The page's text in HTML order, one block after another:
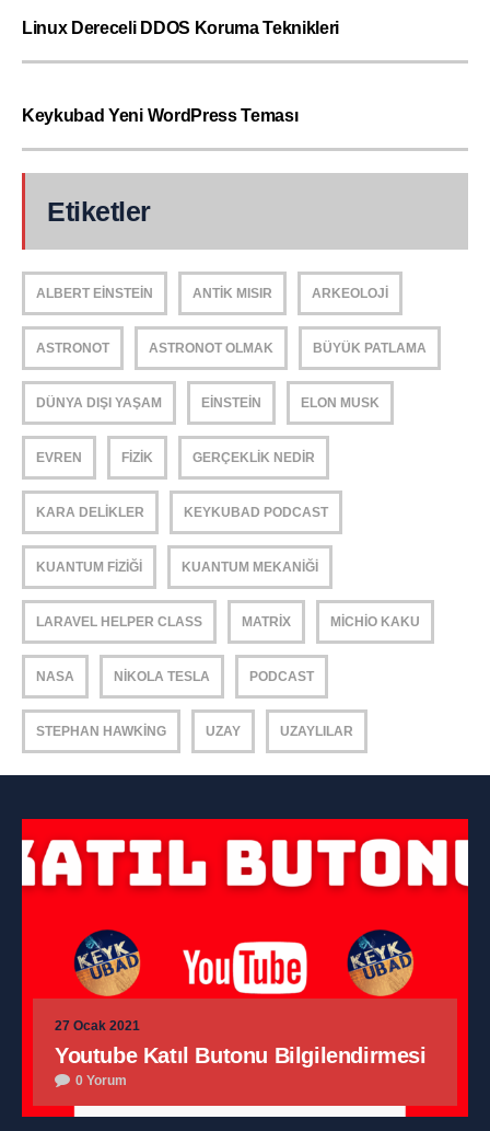
Linux Dereceli DDOS Koruma Teknikleri
Keykubad Yeni WordPress Teması
Etiketler
ALBERT EINSTEIN ANTIK MISIR ARKEOLOJI
ASTRONOT ASTRONOT OLMAK BÜYÜK PATLAMA
DÜNYA DIŞI YAŞAM EINSTEIN ELON MUSK
EVREN FIZIK GERÇEKLIK NEDIR
KARA DELIKLER KEYKUBAD PODCAST
KUANTUM FIZIĞI KUANTUM MEKANIĞI
LARAVEL HELPER CLASS MATRIX MICHIO KAKU
NASA NIKOLA TESLA PODCAST
STEPHAN HAWKING UZAY UZAYLILAR
27 Ocak 2021
Youtube Katıl Butonu Bilgilendirmesi
0 Yorum